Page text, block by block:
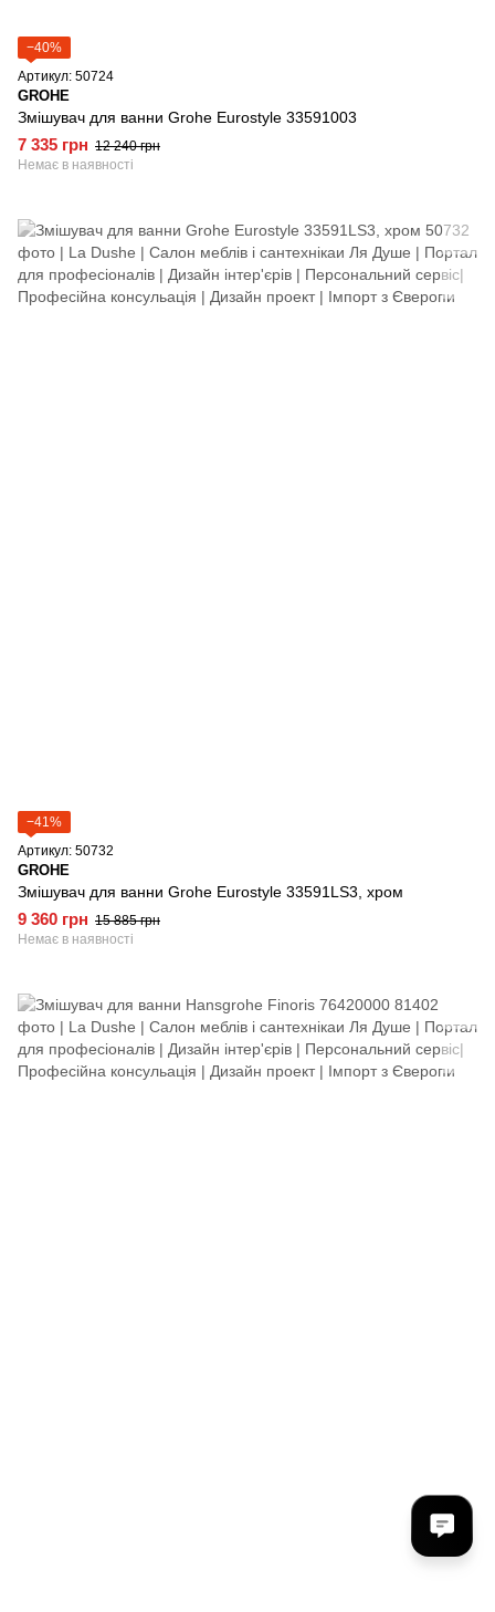
−40%
Артикул: 50724
GROHE
Змішувач для ванни Grohe Eurostyle 33591003
7 335 грн 12 240 грн
Немає в наявності
−41%
Артикул: 50732
GROHE
Змішувач для ванни Grohe Eurostyle 33591LS3, хром
9 360 грн 15 885 грн
Немає в наявності